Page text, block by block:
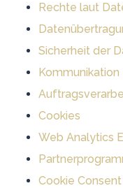
Rechte laut
Sicherheit der
Kommunikation
Cookies
Web Analytics
Cookie